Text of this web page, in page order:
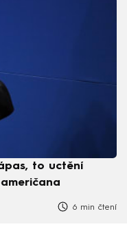
to uctění
6 min čtení